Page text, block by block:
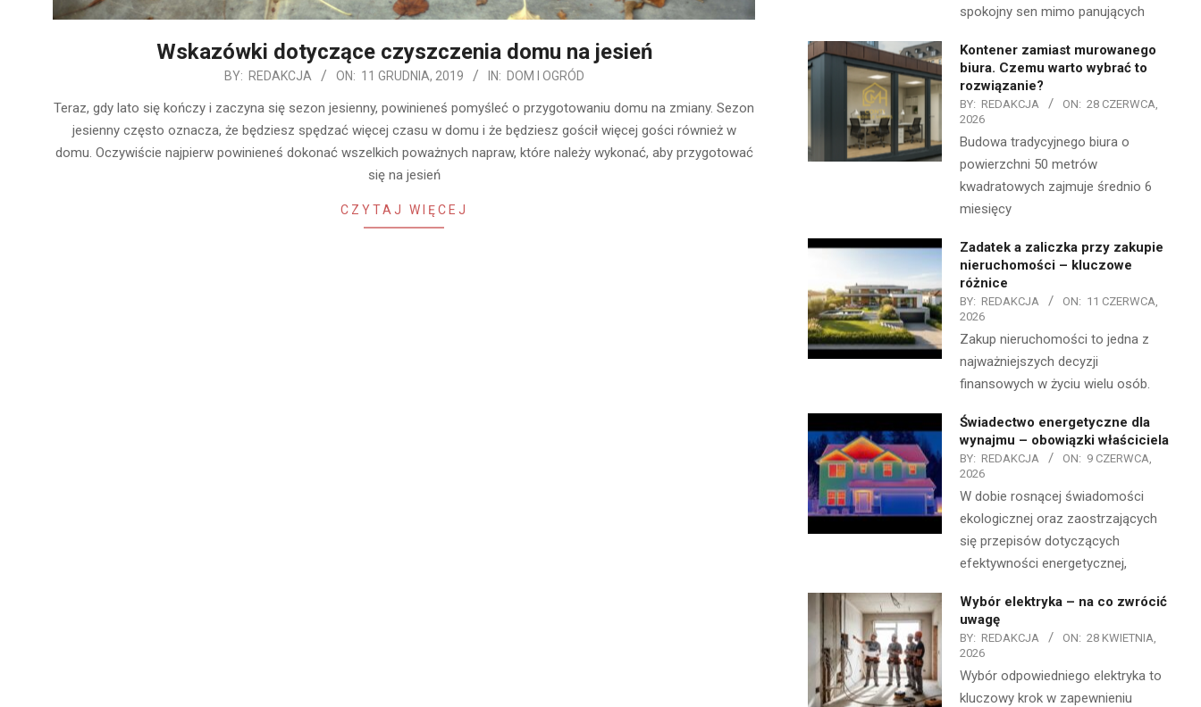
Wskazówki dotyczące czyszczenia domu na jesień
BY: REDAKCJA ON: 11 GRUDNIA, 2019 IN: DOM I OGRÓD
Teraz, gdy lato się kończy i zaczyna się sezon jesienny, powinieneś pomyśleć o przygotowaniu domu na zmiany. Sezon
jesienny często oznacza, że ​​będziesz spędzać więcej czasu w domu i że będziesz gościł więcej gości również w
domu. Oczywiście najpierw powinieneś dokonać wszelkich poważnych napraw, które należy wykonać, aby przygotować
się na jesień
CZYTAJ WIĘCEJ
spokojny sen mimo panujących
Kontener zamiast murowanego
biura. Czemu warto wybrać to
rozwiązanie?
BY: REDAKCJA ON: 28 CZERWCA,
2026
Budowa tradycyjnego biura o
powierzchni 50 metrów
kwadratowych zajmuje średnio 6
miesięcy
Zadatek a zaliczka przy zakupie
nieruchomości – kluczowe
różnice
BY: REDAKCJA ON: 11 CZERWCA,
2026
Zakup nieruchomości to jedna z
najważniejszych decyzji
finansowych w życiu wielu osób.
Świadectwo energetyczne dla
wynajmu – obowiązki właściciela
BY: REDAKCJA ON: 9 CZERWCA,
2026
W dobie rosnącej świadomości
ekologicznej oraz zaostrzających
się przepisów dotyczących
efektywności energetycznej,
Wybór elektryka – na co zwrócić
uwagę
BY: REDAKCJA ON: 28 KWIETNIA,
2026
Wybór odpowiedniego elektryka to
kluczowy krok w zapewnieniu